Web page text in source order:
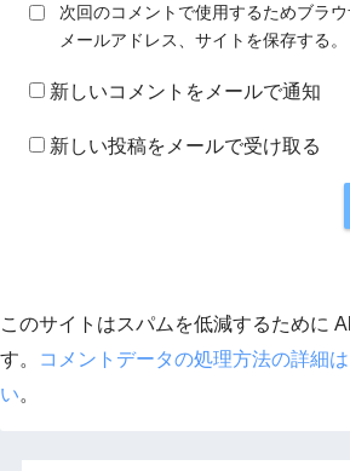
次回のコメントで使用するためブラウ
メールアドレス、サイトを保存する。
新しいコメントをメールで通知
新しい投稿をメールで受け取る
このサイトはスパムを低減するために
す。
コメントデータの処理方法の詳細
い。